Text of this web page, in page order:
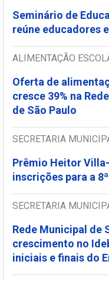
Seminário de
reúne educadores
ALIMENTAÇÃO
Oferta de
cresce 39% na
de São Paulo
SECRETARIA
Prêmio Heitor
inscrições para a
SECRETARIA
Rede Municipal de
crescimento no
iniciais e finais do